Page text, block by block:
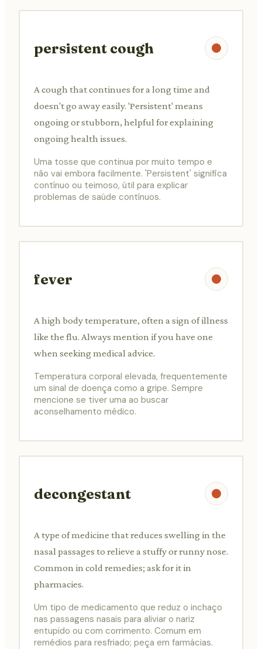
persistent cough
A cough that continues for a long time and
doesn't go away easily. 'Persistent' means
ongoing or stubborn, helpful for explaining
ongoing health issues.
Uma tosse que continua por muito tempo e
não vai embora facilmente. 'Persistent' significa
contínuo ou teimoso, útil para explicar
problemas de saúde contínuos.
fever
A high body temperature, often a sign of illness
like the flu. Always mention if you have one
when seeking medical advice.
Temperatura corporal elevada, frequentemente
um sinal de doença como a gripe. Sempre
mencione se tiver uma ao buscar
aconselhamento médico.
decongestant
A type of medicine that reduces swelling in the
nasal passages to relieve a stuffy or runny nose.
Common in cold remedies; ask for it in
pharmacies.
Um tipo de medicamento que reduz o inchaço
nas passagens nasais para aliviar o nariz
entupido ou com corrimento. Comum em
remédios para resfriado; peça em farmácias.